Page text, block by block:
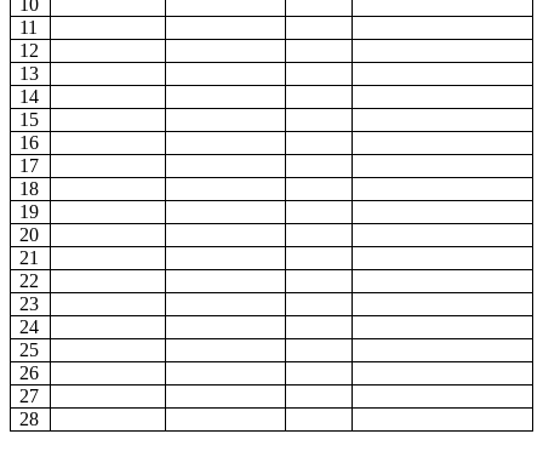
10
11
12
13
14
15
16
17
18
19
20
21
22
23
24
25
26
27
28